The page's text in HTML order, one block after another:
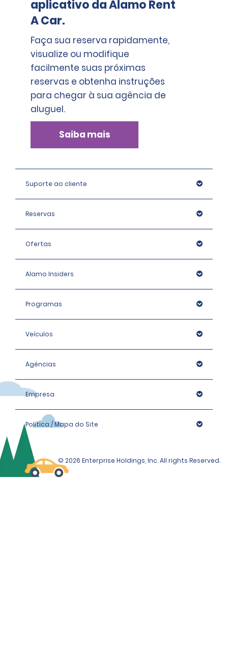
aplicativo da Alamo Rent
A Car.
Faça sua reserva rapidamente,
visualize ou modifique
facilmente suas próximas
reservas e obtenha instruções
para chegar à sua agência de
aluguel.
Saiba mais
Suporte ao cliente
Reservas
Ofertas
Alamo Insiders
Programas
Veículos
Agências
Empresa
Política / Mapa do Site
© 2026 Enterprise Holdings, Inc. All rights Reserved.